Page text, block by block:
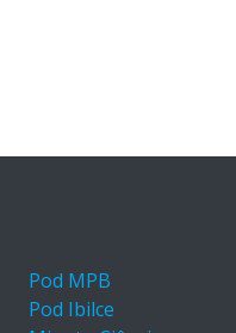
Pod MPB
Pod Ibilce